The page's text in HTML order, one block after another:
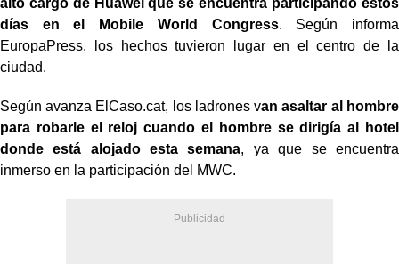
alto cargo de Huawei que se encuentra participando estos
días en el Mobile World Congress. Según informa
EuropaPress, los hechos tuvieron lugar en el centro de la
ciudad.
Según avanza ElCaso.cat, los ladrones van asaltar al hombre
para robarle el reloj cuando el hombre se dirigía al hotel
donde está alojado esta semana, ya que se encuentra
inmerso en la participación del MWC.